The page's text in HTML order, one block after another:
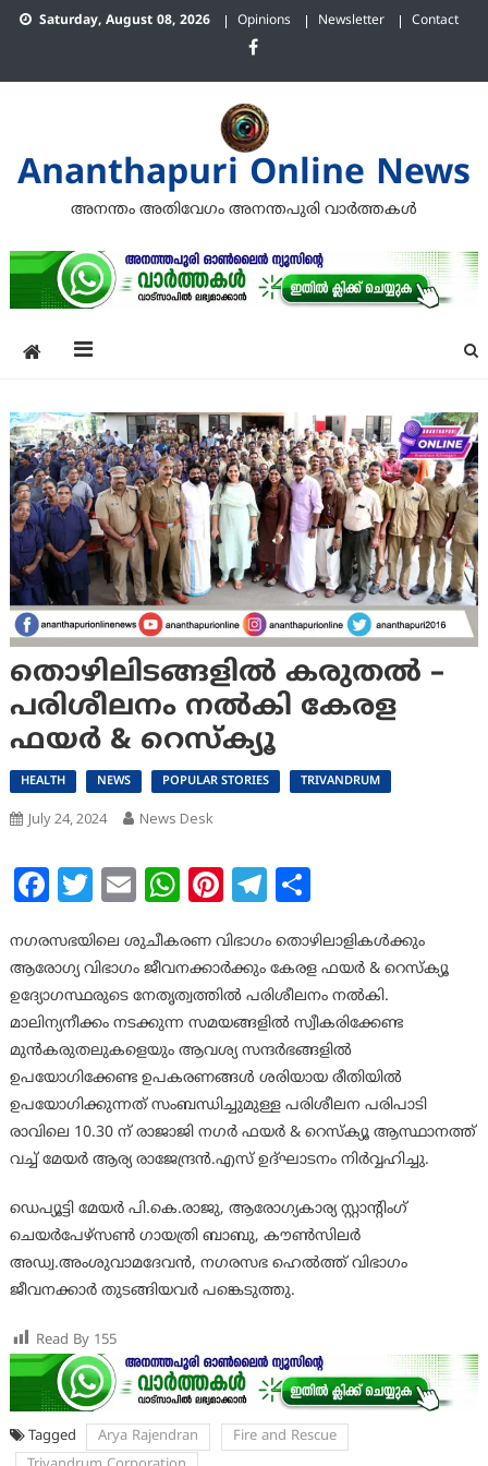
Skip Saturday, August 08, 2026 Opinions Newsletter Contact
Ananthapuri Online News
അനന്തം അതിവേഗം അനന്തപുരി വാര്‍ത്തകള്‍
തൊഴിലിടങ്ങളില്‍ കരുതല്‍ –
പരിശീലനം നല്‍കി കേരള
ഫയര്‍ & റെസ്ക്യൂ
HEALTH NEWS POPULAR STORIES TRIVANDRUM
July 24, 2024 News Desk
Facebook
Twitter
EmailWhatsApp
Pinterest
Telegram
Share
നഗരസഭയിലെ ശുചീകരണ വിഭാഗം തൊഴിലാളികള്‍ക്കും
ആരോഗ്യ വിഭാഗം ജീവനക്കാര്‍ക്കും കേരള ഫയര്‍ & റെസ്ക്യൂ
ഉദ്യോഗസ്ഥരുടെ നേതൃത്വത്തില്‍ പരിശീലനം നല്‍കി.
മാലിന്യനീക്കം നടക്കുന്ന സമയങ്ങളില്‍ സ്വീകരിക്കേണ്ട
മുന്‍കരുതലുകളെയും ആവശ്യ സന്ദര്‍ഭങ്ങളില്‍
ഉപയോഗിക്കേണ്ട ഉപകരണങ്ങള്‍ ശരിയായ രീതിയില്‍
ഉപയോഗിക്കുന്നത് സംബന്ധിച്ചുമുള്ള പരിശീലന പരിപാടി
രാവിലെ 10.30 ന് രാജാജി നഗര്‍ ഫയര്‍ & റെസ്ക്യൂ ആസ്ഥാനത്ത്
വച്ച് മേയര്‍ ആര്യ രാജേന്ദ്രന്‍.എസ് ഉദ്ഘാടനം നിര്‍വ്വഹിച്ചു.
ഡെപ്യൂട്ടി മേയര്‍ പി.കെ.രാജു, ആരോഗ്യകാര്യ സ്റ്റാന്റിംഗ്
ചെയര്‍പേഴ്സണ്‍ ഗായത്രി ബാബു, കൗണ്‍സിലര്‍
അഡ്വ.അംശുവാമദേവന്‍, നഗരസഭ ഹെല്‍ത്ത് വിഭാഗം
ജീവനക്കാര്‍ തുടങ്ങിയവര്‍ പങ്കെടുത്തു.
Read By 155
Tagged Arya Rajendran
Fire and Rescue